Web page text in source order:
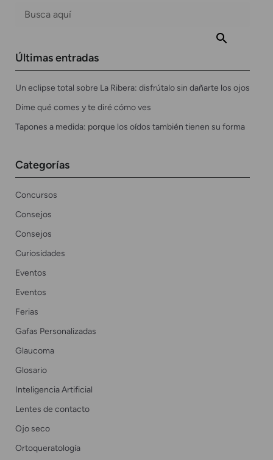
Últimas entradas
Un eclipse total sobre La Ribera: disfrútalo sin dañarte los ojos
Dime qué comes y te diré cómo ves
Tapones a medida: porque los oídos también tienen su forma
Categorías
Concursos
Consejos
Consejos
Curiosidades
Eventos
Eventos
Ferias
Gafas Personalizadas
Glaucoma
Glosario
Inteligencia Artificial
Lentes de contacto
Ojo seco
Ortoqueratología